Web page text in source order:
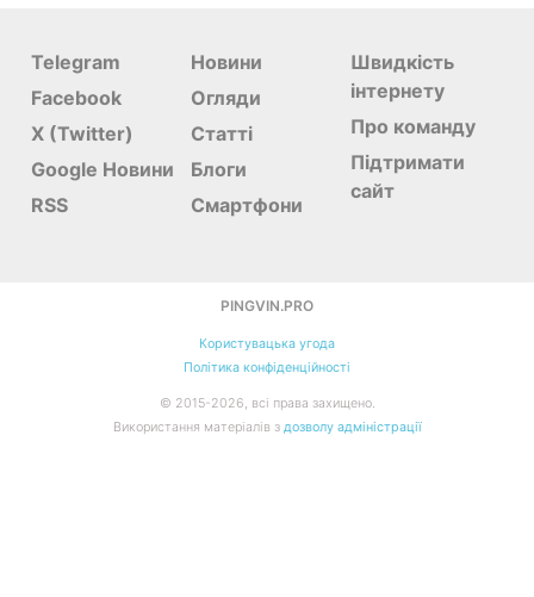
Telegram
Facebook
X (Twitter)
Google Новини
RSS
Новини
Огляди
Статті
Блоги
Смартфони
Швидкість
інтернету
Про команду
Підтримати
сайт
PINGVIN.PRO
Користувацька угода
Політика конфіденційності
© 2015-2026 , всі права захищено.
Використання матеріалів з дозволу адміністрації